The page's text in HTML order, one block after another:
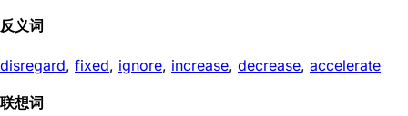
反义词
disregard, fixed, ignore, increase, decrease, accelerate
联想词